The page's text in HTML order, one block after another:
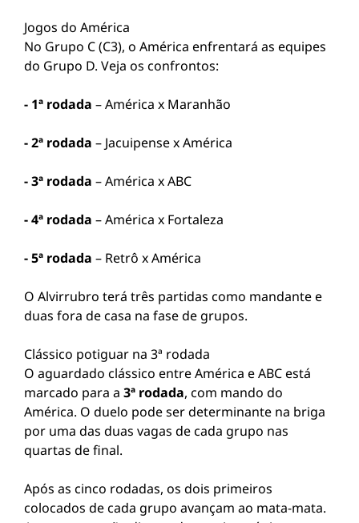
Jogos do América
No Grupo C (C3), o América enfrentará as equipes
do Grupo D. Veja os confrontos:
- 1ª rodada – América x Maranhão
- 2ª rodada – Jacuipense x América
- 3ª rodada – América x ABC
- 4ª rodada – América x Fortaleza
- 5ª rodada – Retrô x América
O Alvirrubro terá três partidas como mandante e
duas fora de casa na fase de grupos.
Clássico potiguar na 3ª rodada
O aguardado clássico entre América e ABC está
marcado para a 3ª rodada, com mando do
América. O duelo pode ser determinante na briga
por uma das duas vagas de cada grupo nas
quartas de final.
Após as cinco rodadas, os dois primeiros
colocados de cada grupo avançam ao mata-mata.